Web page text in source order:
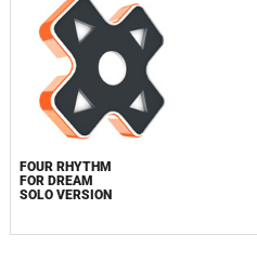
FOUR RHYTHM
FOR DREAM
SOLO VERSION